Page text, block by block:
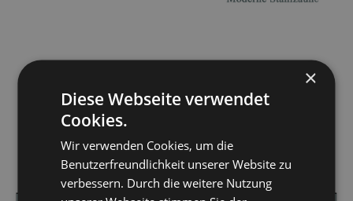
×
Diese Webseite verwendet
Cookies.
Wir verwenden Cookies, um die
Benutzerfreundlichkeit unserer Website zu
verbessern. Durch die weitere Nutzung